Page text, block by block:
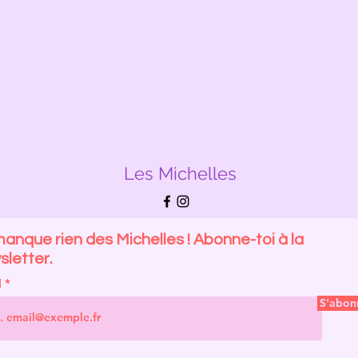
Les Michelles
rien des Michelles ! Abonne-toi à la